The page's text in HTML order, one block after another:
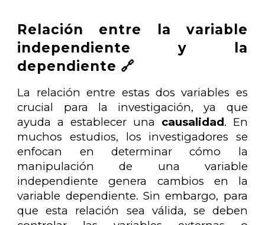
Relación entre la variable
independiente y la
dependiente 🔗
La relación entre estas dos variables es
crucial para la investigación, ya que
ayuda a establecer una causalidad. En
muchos estudios, los investigadores se
enfocan en determinar cómo la
manipulación de una variable
independiente genera cambios en la
variable dependiente. Sin embargo, para
que esta relación sea válida, se deben